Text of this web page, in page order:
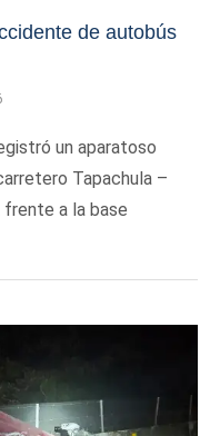
de autobús
un aparatoso
Tapachula –
a la base